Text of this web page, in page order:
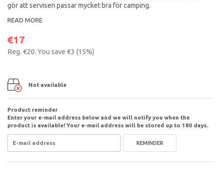
gör att servisen passar mycket bra för camping.
READ MORE
€17
Reg. €20. You save €3 (15%)
Not available
Product reminder
Enter your e-mail address below and we will notify you when the
product is available! Your e-mail address will be stored up to 180 days.
REMINDER